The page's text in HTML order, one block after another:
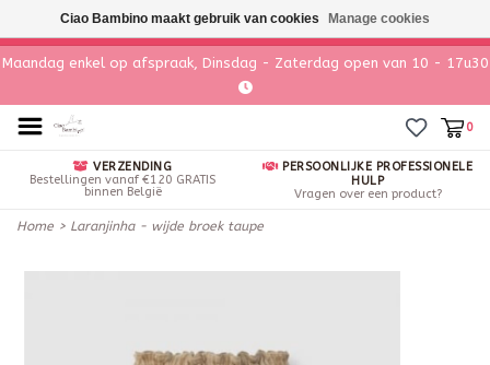
Maandag enkel op afspraak, Dinsdag - Zaterdag open van 10 - 17u30
0
VERZENDING
Bestellingen vanaf €120 GRATIS
binnen België
PERSOONLIJKE PROFESSIONELE
HULP
Vragen over een product?
Home > Laranjinha - wijde broek taupe
Ciao Bambino maakt gebruik van cookies Manage cookies